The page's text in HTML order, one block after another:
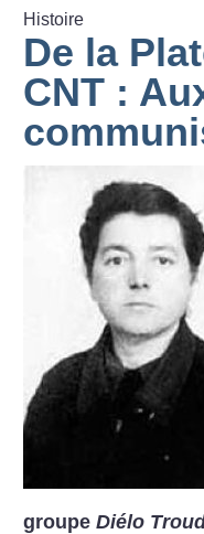
Histoire
De la
CNT :
groupeDiélo